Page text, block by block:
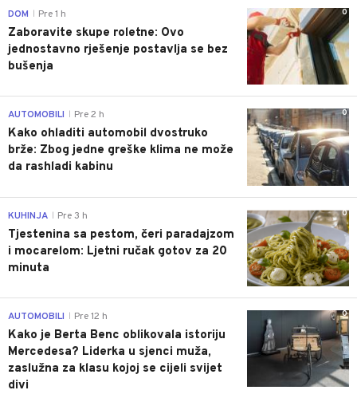
0
DOM Pre 1 h
Zaboravite skupe roletne: Ovo
jednostavno rješenje postavlja se bez
bušenja
0
AUTOMOBILI Pre 2 h
Kako ohladiti automobil dvostruko
brže: Zbog jedne greške klima ne može
da rashladi kabinu
0
KUHINJA Pre 3 h
Tjestenina sa pestom, čeri paradajzom
i mocarelom: Ljetni ručak gotov za 20
minuta
0
AUTOMOBILI Pre 12 h
Kako je Berta Benc oblikovala istoriju
Mercedesa? Liderka u sjenci muža,
zaslužna za klasu kojoj se cijeli svijet
divi